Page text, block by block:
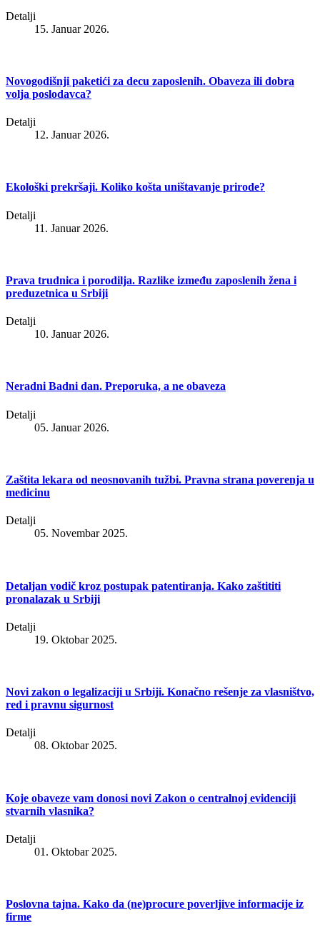
Detalji
15. Januar 2026.
Novogodišnji paketići za decu zaposlenih. Obaveza ili dobra
volja poslodavca?
Detalji
12. Januar 2026.
Ekološki prekršaji. Koliko košta uništavanje prirode?
Detalji
11. Januar 2026.
Prava trudnica i porodilja. Razlike između zaposlenih žena i
preduzetnica u Srbiji
Detalji
10. Januar 2026.
Neradni Badni dan. Preporuka, a ne obaveza
Detalji
05. Januar 2026.
Zaštita lekara od neosnovanih tužbi. Pravna strana poverenja u
medicinu
Detalji
05. Novembar 2025.
Detaljan vodič kroz postupak patentiranja. Kako zaštititi
pronalazak u Srbiji
Detalji
19. Oktobar 2025.
Novi zakon o legalizaciji u Srbiji. Konačno rešenje za vlasništvo,
red i pravnu sigurnost
Detalji
08. Oktobar 2025.
Koje obaveze vam donosi novi Zakon o centralnoj evidenciji
stvarnih vlasnika?
Detalji
01. Oktobar 2025.
Poslovna tajna. Kako da (ne)procure poverljive informacije iz
firme